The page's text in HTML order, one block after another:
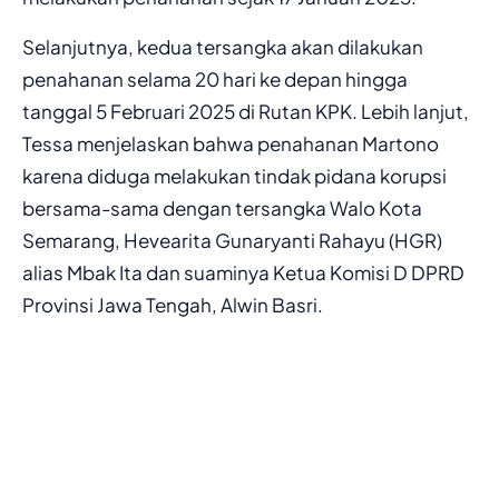
Selanjutnya, kedua tersangka akan dilakukan
penahanan selama 20 hari ke depan hingga
tanggal 5 Februari 2025 di Rutan KPK. Lebih lanjut,
Tessa menjelaskan bahwa penahanan Martono
karena diduga melakukan tindak pidana korupsi
bersama-sama dengan tersangka Walo Kota
Semarang, Hevearita Gunaryanti Rahayu (HGR)
alias Mbak Ita dan suaminya Ketua Komisi D DPRD
Provinsi Jawa Tengah, Alwin Basri.